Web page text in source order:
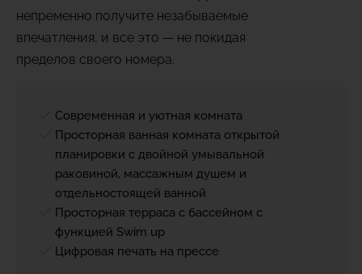
непременно получите незабываемые
впечатления, и все это — не покидая
пределов своего номера.
Современная и уютная комната
Просторная ванная комната открытой
планировки с двойной умывальной
раковиной, массажным душем и
отдельностоящей ванной
Просторная терраса с бассейном с
функцией Swim up
Цифровая печать на прессе